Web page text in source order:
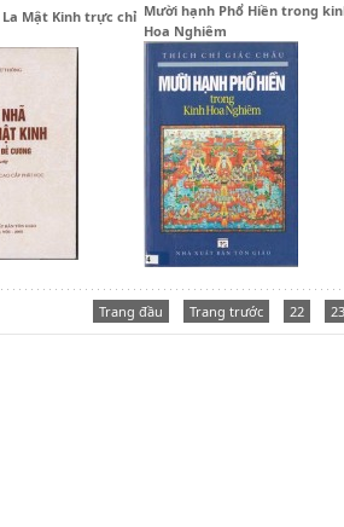
La Mật Kinh trực chỉ Mười hạnh Phổ Hiền trong
Hoa Nghiêm
Trang đầu Trang trước 22 23